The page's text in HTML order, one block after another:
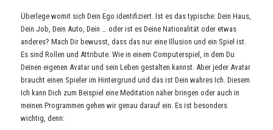
Überlege womit sich Dein Ego identifiziert. Ist es das typische: Dein Haus,
Dein Job, Dein Auto, Dein … oder ist es Deine Nationalität oder etwas
anderes? Mach Dir bewusst, dass das nur eine Illusion und ein Spiel ist.
Es sind Rollen und Attribute. Wie in einem Computerspiel, in dem Du
Deinen eigenen Avatar und sein Leben gestalten kannst. Aber jeder Avatar
braucht einen Spieler im Hintergrund und das ist Dein wahres Ich. Diesem
Ich kann Dich zum Beispiel eine Meditation näher bringen oder auch in
meinen Programmen gehen wir genau darauf ein. Es ist besonders
wichtig, denn: